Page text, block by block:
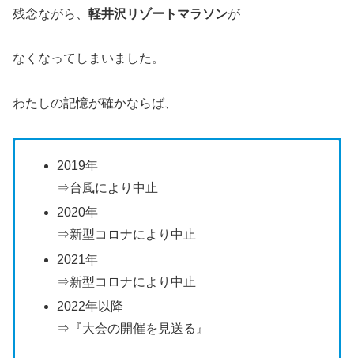
残念ながら、 軽井沢リゾートマラソンが
なくなってしまいました。
わたしの記憶が確かならば、
2019年
⇒台風により中止
2020年
⇒新型コロナにより中止
2021年
⇒新型コロナにより中止
2022年以降
⇒『⼤会の開催を⾒送る』